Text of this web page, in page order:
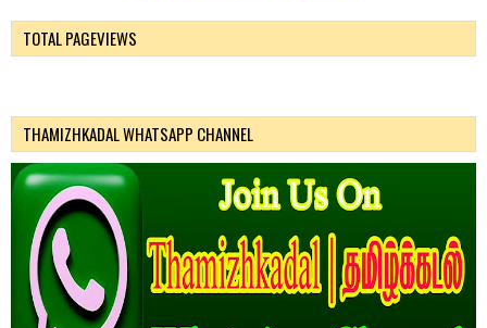
TOTAL PAGEVIEWS
THAMIZHKADAL WHATSAPP CHANNEL